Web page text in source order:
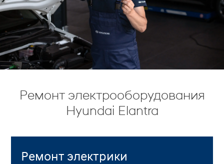
Ремонт электрооборудования
Hyundai Elantra
Ремонт электрики